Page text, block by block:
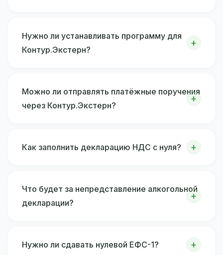
Нужно ли устанавливать программу для
Контур.Экстерн?
Можно ли отправлять платёжные поручения
через Контур.Экстерн?
Как заполнить декларацию НДС с нуля?
Что будет за непредставление алкогольной
декларации?
Нужно ли сдавать нулевой ЕФС-1?